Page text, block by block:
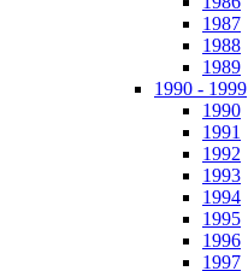
1987
1988
1989
1990 - 1999
1990
1991
1992
1993
1994
1995
1996
1997